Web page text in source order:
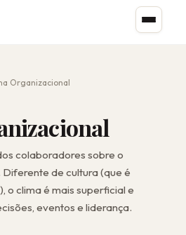
Organizacional
colaboradores sobre o
de cultura (que é
o clima é mais superficial e
eventos e liderança.